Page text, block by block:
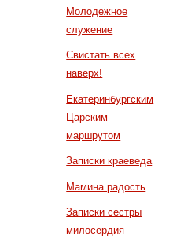
Молодежное
служение
Свистать всех
наверх!
Екатеринбургским
Царским
маршрутом
Записки краеведа
Мамина радость
Записки сестры
милосердия